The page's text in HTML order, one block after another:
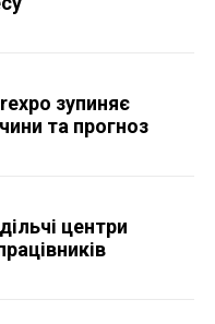
зупиняє
та прогноз
центри